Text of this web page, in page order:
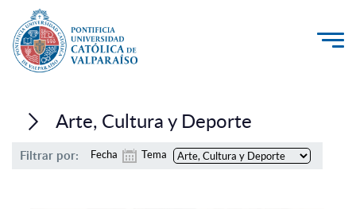
Investigación, Creación e Innovación
PUCV Internacional
Arte, Cultura y Deporte
Filtrar por: Fecha Tema